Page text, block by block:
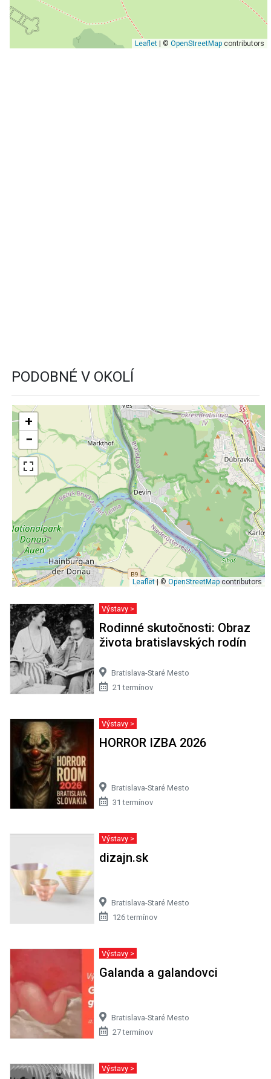
Leaflet| © OpenStreetMapcontributors
PODOBNÉ V OKOLÍ
+
−
Leaflet| © OpenStreetMap contributors
Výstavy >
Rodinné skutočnosti: Obraz
života bratislavských rodín
Bratislava-Staré Mesto
21 termínov
Výstavy >
HORROR IZBA 2026
Bratislava-Staré Mesto
31 termínov
Výstavy >
dizajn.sk
Bratislava-Staré Mesto
126 termínov
Výstavy >
Galanda a galandovci
Bratislava-Staré Mesto
27 termínov
Výstavy >